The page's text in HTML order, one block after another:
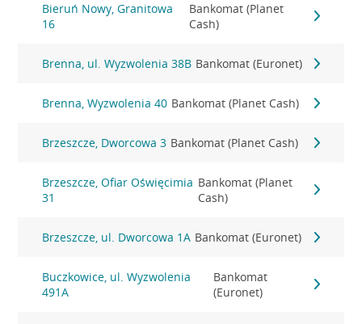
Bieruń Nowy, Granitowa
16
Bankomat (Planet
Cash)
Brenna, ul. Wyzwolenia 38B Bankomat (Euronet)
Brenna, Wyzwolenia 40 Bankomat (Planet Cash)
Brzeszcze, Dworcowa 3 Bankomat (Planet Cash)
Brzeszcze, Ofiar Oświęcimia
31
Bankomat (Planet
Cash)
Brzeszcze, ul. Dworcowa 1A Bankomat (Euronet)
Buczkowice, ul. Wyzwolenia
491A
Bankomat
(Euronet)